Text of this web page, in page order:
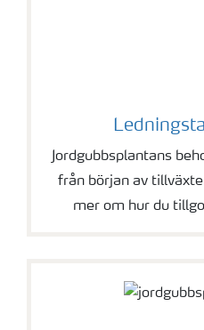
Jordgubbsplantans
från början av
mer om hur du